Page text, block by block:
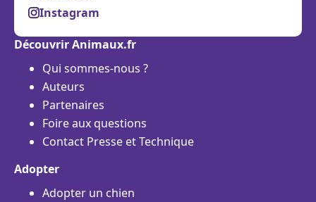
Instagram
Découvrir Animaux.fr
Qui sommes-nous ?
Auteurs
Partenaires
Foire aux questions
Contact Presse et Technique
Adopter
Adopter un chien